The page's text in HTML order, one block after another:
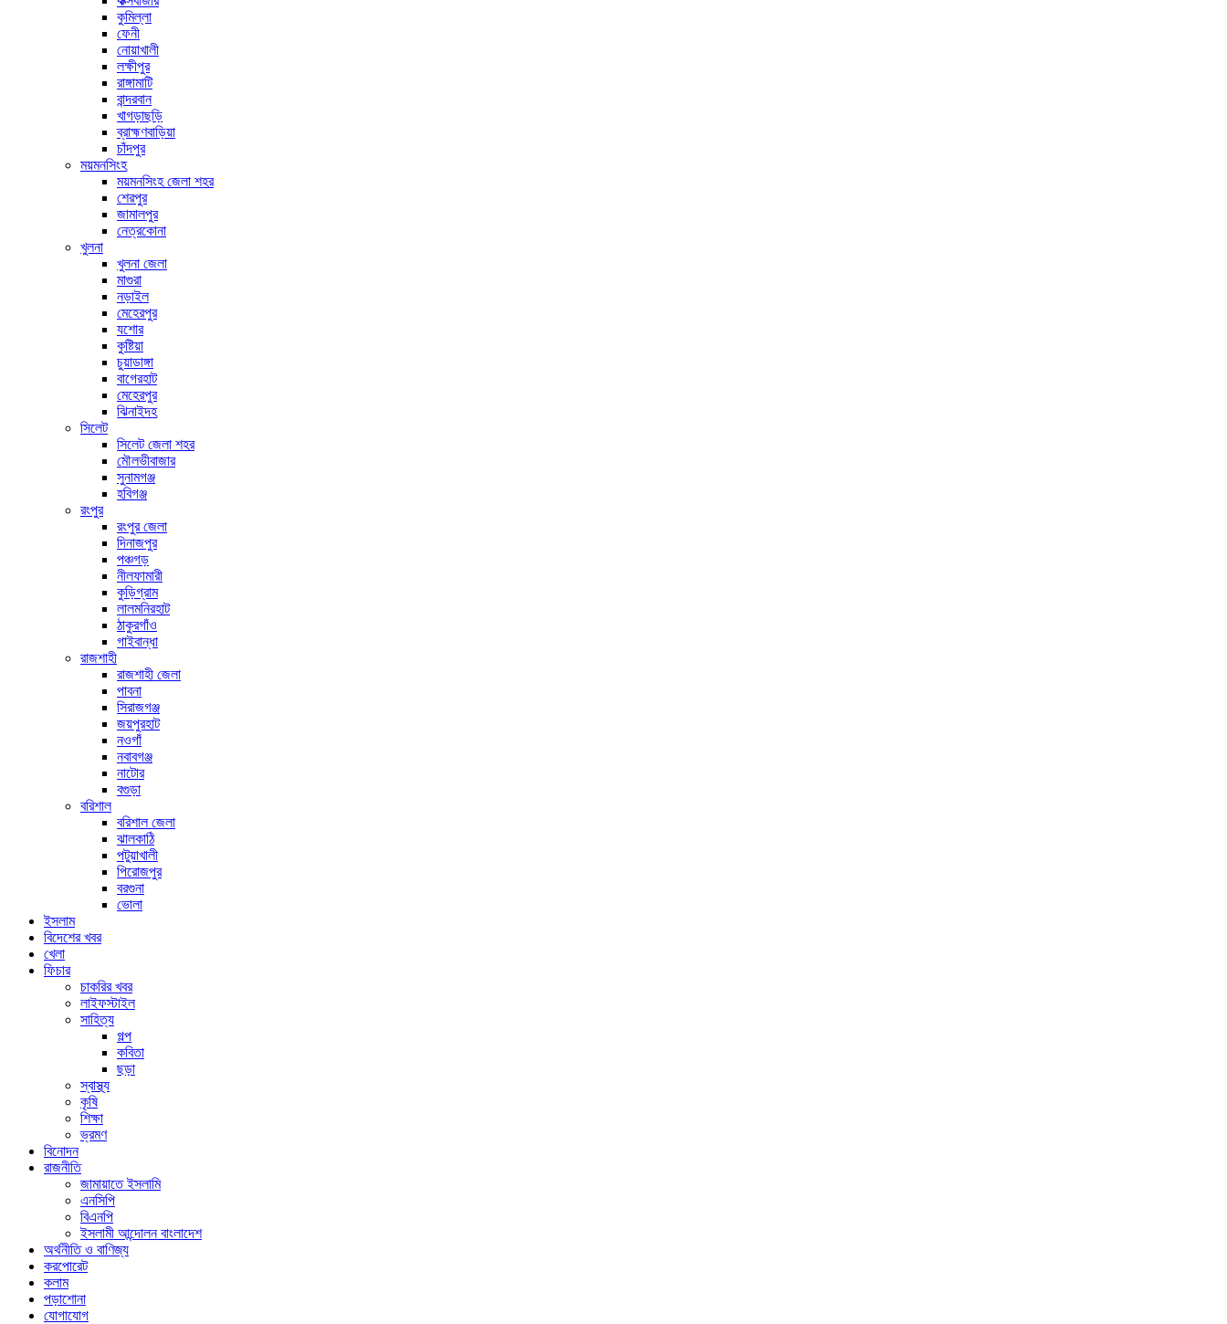
কুমিল্লা
ফেনী
নোয়াখালী
লক্ষীপুর
রাঙ্গামাটি
বান্দরবান
খাগড়াছড়ি
ব্রাহ্মণবাড়িয়া
চাঁদপুর
ময়মনসিংহ
ময়মনসিংহ জেলা শহর
শেরপুর
জামালপুর
নেত্রকোনা
খুলনা
খুলনা জেলা
মাগুরা
নড়াইল
মেহেরপুর
যশোর
কুষ্টিয়া
চুয়াডাঙ্গা
বাগেরহাট
মেহেরপুর
ঝিনাইদহ
সিলেট
সিলেট জেলা শহর
মৌলভীবাজার
সুনামগঞ্জ
হবিগঞ্জ
রংপুর
রংপুর জেলা
দিনাজপুর
পঞ্চগড়
নীলফামারী
কুড়িগ্রাম
লালমনিরহাট
ঠাকুরগাঁও
গাইবান্ধা
রাজশাহী
রাজশাহী জেলা
পাবনা
সিরাজগঞ্জ
জয়পুরহাট
নওগাঁ
নবাবগঞ্জ
নাটোর
বগুড়া
বরিশাল
বরিশাল জেলা
ঝালকাঠি
পটুয়াখালী
পিরোজপুর
বরগুনা
ভোলা
ইসলাম
বিদেশের খবর
খেলা
ফিচার
চাকরির খবর
লাইফস্টাইল
সাহিত্য
গল্প
কবিতা
ছড়া
স্বাস্থ্য
কৃষি
শিক্ষা
ভ্রমণ
বিনোদন
রাজনীতি
জামায়াতে ইসলামি
এনসিপি
বিএনপি
ইসলামী আন্দোলন বাংলাদেশ
অর্থনীতি ও বাণিজ্য
করপোরেট
কলাম
পড়াশোনা
যোগাযোগ